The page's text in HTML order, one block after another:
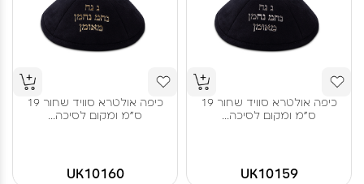
כיפה אולטרא סוויד שחור 19
ס"מ ומקום לסיכה...
UK10159
כיפה אולטרא סוויד שחור 19
ס"מ ומקום לסיכה...
UK10160